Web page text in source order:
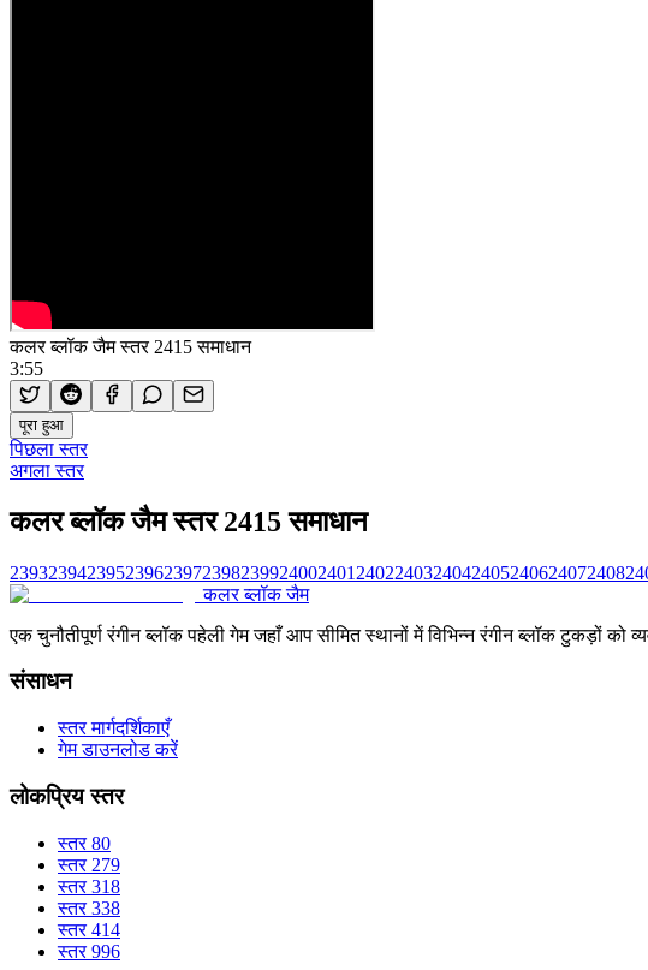
कलर ब्लॉक जैम स्तर 2415 समाधान
3:55
पूरा हुआ
पिछला स्तर
अगला स्तर
कलर ब्लॉक जैम स्तर 2415 समाधान
239323942395239623972398239924002401 2402240324042405240624072408
कलर ब्लॉक जैम
एक चुनौतीपूर्ण रंगीन ब्लॉक पहेली गेम जहाँ आप सीमित स्थानों में विभिन्न रंगीन ब्लॉक टुकड़ों
संसाधन
स्तर मार्गदर्शिकाएँ
गेम डाउनलोड करें
लोकप्रिय स्तर
स्तर 80
स्तर 279
स्तर 318
स्तर 338
स्तर 414
स्तर 996